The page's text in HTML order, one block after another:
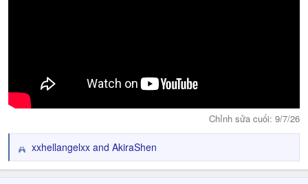
Chỉnh sửa cuối: 9/7/26
R
e
xxhellangelxx and AkiraShen